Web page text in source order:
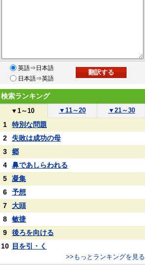
英語⇒日本語
日本語⇒英語
検索ランキング
▼ 1～10 ▼ 11～20 ▼ 21～30
1
特別な問題
2
失敗は成功の母
3
郷
4
鼻であしらわれる
5
凝集
6
予想
7
大頭
8
敏捷
9
後ろを向ける
10 目を引・く
>>もっとランキングを見る